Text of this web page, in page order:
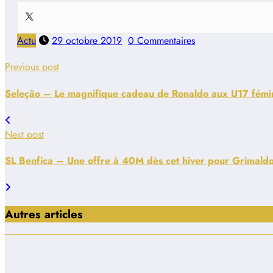
Actu 29 octobre 2019 0 Commentaires
Previous post
Seleção – Le magnifique cadeau de Ronaldo aux U17
Next post
SL Benfica – Une offre à 40M dès cet hiver pour
Autres articles